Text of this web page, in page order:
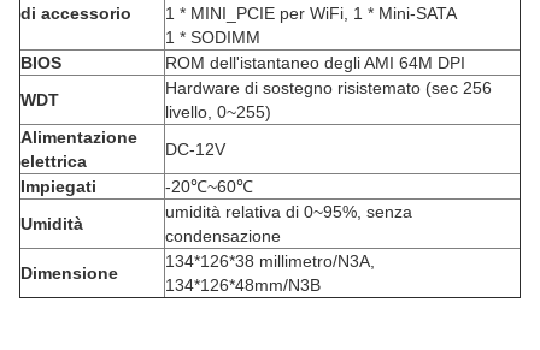
di accessorio
1 * MINI_PCIE per WiFi, 1 * Mini-SATA
1 * SODIMM
BIOS
ROM dell'istantaneo degli AMI 64M DPI
WDT
Hardware di sostegno risistemato (sec 256
livello, 0~255)
Alimentazione
elettrica
DC-12V
Impiegati
-20℃~60℃
Umidità
umidità relativa di 0~95%, senza
condensazione
Dimensione
134*126*38 millimetro/N3A,
134*126*48mm/N3B